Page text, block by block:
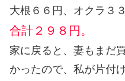
大根６６円、オクラ３
合計２９８円。
家に戻ると、妻もまだ
かったので、私が片付け